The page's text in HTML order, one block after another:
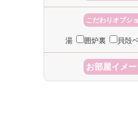
こだわりオプシ
湯
囲炉裏 貝殻
お部屋イメ